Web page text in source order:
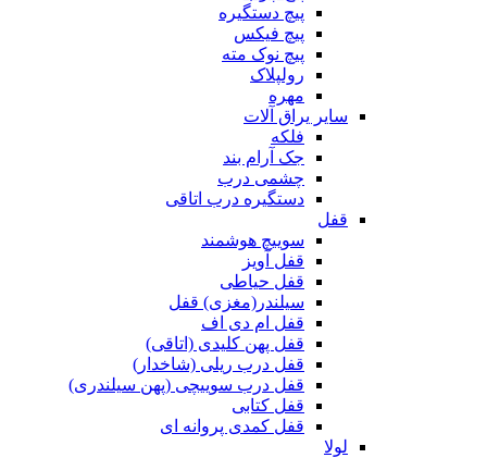
پیچ دستگیره
پیچ فیکس
پیچ نوک مته
رولپلاک
مهره
سایر یراق آلات
فلکه
جک آرام بند
چشمی درب
دستگیره درب اتاقی
قفل
سوییچ هوشمند
قفل آویز
قفل حیاطی
سیلندر(مغزی) قفل
قفل ام دی اف
قفل پهن کلیدی (اتاقی)
قفل درب ریلی (شاخدار)
قفل درب سوییچی (پهن سیلندری)
قفل کتابی
قفل کمدی پروانه ای
لولا